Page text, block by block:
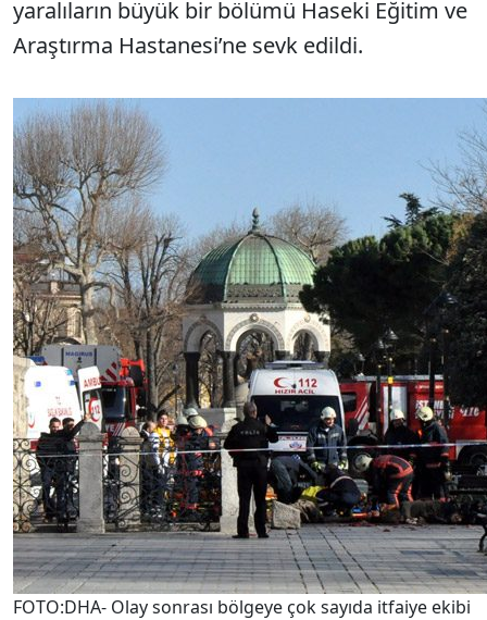
yaralıların büyük bir bölümü Haseki Eğitim ve
Araştırma Hastanesi’ne sevk edildi.
FOTO:DHA- Olay sonrası bölgeye çok sayıda itfaiye ekibi